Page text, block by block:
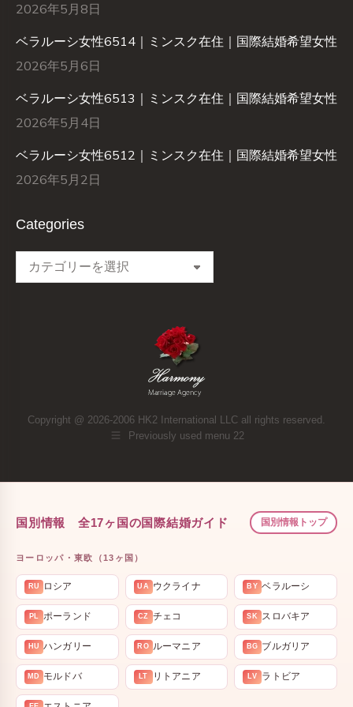
2026年5月8日
ベラルーシ女性6514｜ミンスク在住｜国際結婚希望女性
2026年5月6日
ベラルーシ女性6513｜ミンスク在住｜国際結婚希望女性
2026年5月4日
ベラルーシ女性6512｜ミンスク在住｜国際結婚希望女性
2026年5月2日
Categories
Categories
Copyright @ 2026-2006 HK2 International LLC all rights reserved.
Previously used menu 22
国別情報 全17ヶ国の国際結婚ガイド 国別情報トップ
ヨーロッパ・東欧（13ヶ国）
RU ロシア UA ウクライナ BY ベラルーシ
PL ポーランド CZ チェコ SK スロバキア
HU ハンガリー RO ルーマニア BG ブルガリア
MD モルドバ LT リトアニア LV ラトビア